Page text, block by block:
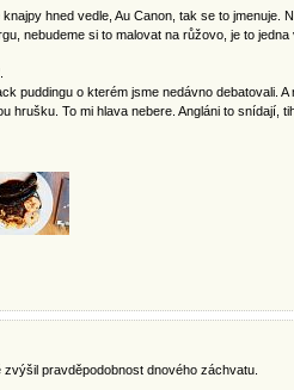
hned vedle, Au Canon, tak se to jmenuje.
nebudeme si to malovat na růžovo, je to jedna
puddingu o kterém jsme nedávno debatovali.
hrušku. To mi hlava nebere. Angláni to snídají,
pravděpodobnost dnového záchvatu.